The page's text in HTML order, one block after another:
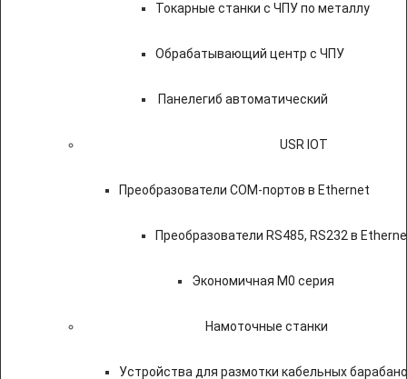
Токарные станки с ЧПУ по металлу
Обрабатывающий центр с ЧПУ
Панелегиб автоматический
USR IOT
Преобразователи COM-портов в Ethernet
Преобразователи RS485, RS232 в
Экономичная M0 серия
Намоточные станки
Устройства для размотки кабельных